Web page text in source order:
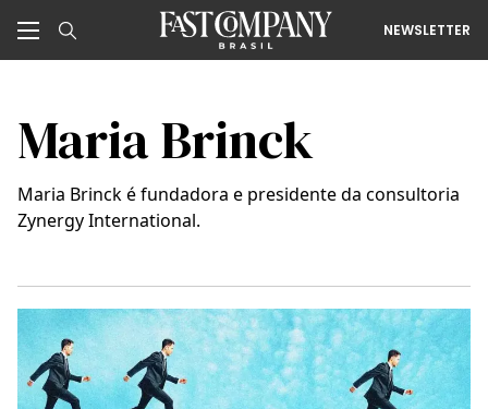
NEWSLETTER
Maria Brinck
Maria Brinck é fundadora e presidente da consultoria
Zynergy International.